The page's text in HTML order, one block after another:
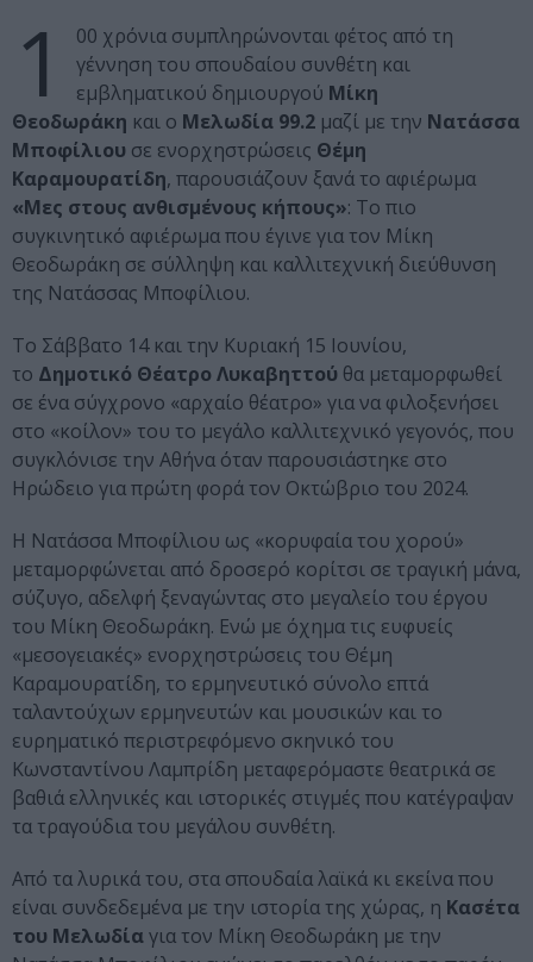
1
00 χρόνια συμπληρώνονται φέτος από τη
γέννηση του σπουδαίου συνθέτη και
εμβληματικού δημιουργού Μίκη
Θεοδωράκη και ο Μελωδία 99.2 μαζί με την Νατάσσα
Μποφίλιου σε ενορχηστρώσεις Θέμη
Καραμουρατίδη, παρουσιάζουν ξανά το αφιέρωμα
«Μες στους ανθισμένους κήπους»: Το πιο
συγκινητικό αφιέρωμα που έγινε για τον Μίκη
Θεοδωράκη σε σύλληψη και καλλιτεχνική διεύθυνση
της Νατάσσας Μποφίλιου.
Το Σάββατο 14 και την Κυριακή 15 Ιουνίου,
το Δημοτικό Θέατρο Λυκαβηττού θα μεταμορφωθεί
σε ένα σύγχρονο «αρχαίο θέατρο» για να φιλοξενήσει
στο «κοίλον» του το μεγάλο καλλιτεχνικό γεγονός, που
συγκλόνισε την Αθήνα όταν παρουσιάστηκε στο
Ηρώδειο για πρώτη φορά τον Οκτώβριο του 2024.
H Νατάσσα Μποφίλιου ως «κορυφαία του χορού»
μεταμορφώνεται από δροσερό κορίτσι σε τραγική μάνα,
σύζυγο, αδελφή ξεναγώντας στο μεγαλείο του έργου
του Μίκη Θεοδωράκη. Ενώ με όχημα τις ευφυείς
«μεσογειακές» ενορχηστρώσεις του Θέμη
Καραμουρατίδη, το ερμηνευτικό σύνολο επτά
ταλαντούχων ερμηνευτών και μουσικών και το
ευρηματικό περιστρεφόμενο σκηνικό του
Κωνσταντίνου Λαμπρίδη μεταφερόμαστε θεατρικά σε
βαθιά ελληνικές και ιστορικές στιγμές που κατέγραψαν
τα τραγούδια του μεγάλου συνθέτη.
Από τα λυρικά του, στα σπουδαία λαϊκά κι εκείνα που
είναι συνδεδεμένα με την ιστορία της χώρας, η Κασέτα
του Μελωδίαγια τον Μίκη Θεοδωράκη με την